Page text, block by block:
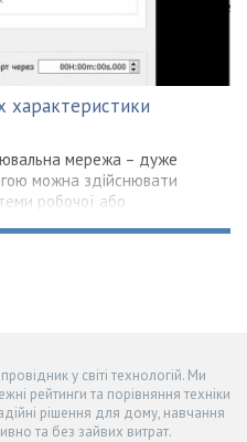
характеристики
мережа – дуже
можна здійснювати
робочої або
у світі технологій. Ми
рейтинги та порівняння техніки
рішення для дому, навчання
та без зайвих витрат.